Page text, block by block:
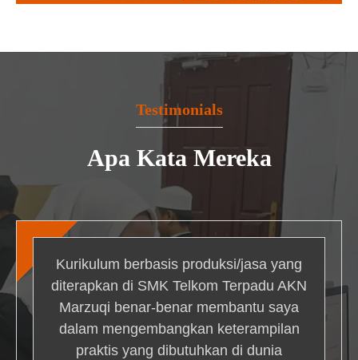
Testimonials
Apa Kata Mereka
Kurikulum berbasis produksi/jasa yang
diterapkan di SMK Telkom Terpadu AKN
Marzuqi benar-benar membantu saya
dalam mengembangkan keterampilan
praktis yang dibutuhkan di dunia